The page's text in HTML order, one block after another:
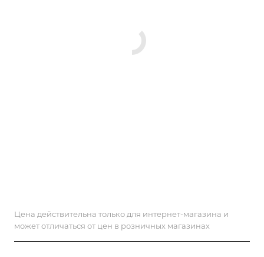
Цена действительна только для интернет-магазина и
может отличаться от цен в розничных магазинах